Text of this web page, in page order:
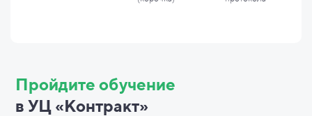
Пройдите обучение
в УЦ «Контракт»